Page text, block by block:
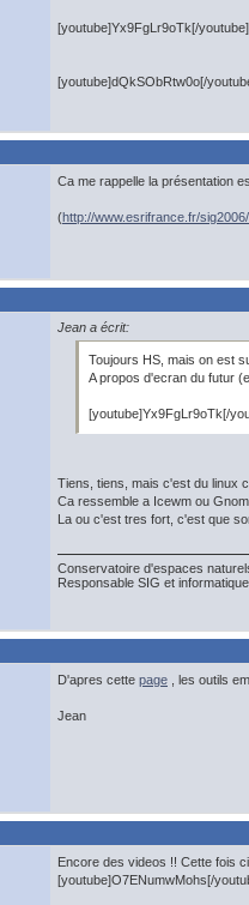
[youtube]Yx9FgLr9oTk[/youtube]
[youtube]dQkSObRtw0o[/
Ca me rappelle la présentation
(http://www.esrifrance.fr/
Jean a écrit:
Toujours HS, mais on est
A propos d'ecran du futur
[youtube]Yx9FgLr9oTk[/
Tiens, tiens, mais c'est du linux
Ca ressemble a Icewm ou
La ou c'est tres fort, c'est que
Conservatoire d'espaces
Responsable SIG et informatique
D'apres cette page , les outils
Jean
Encore des videos !! Cette fois
[youtube]O7ENumwMohs[/